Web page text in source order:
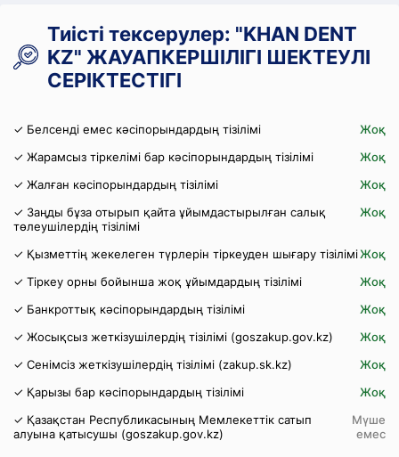
Тиісті тексерулер: "KHAN DENT
KZ" ЖАУАПКЕРШІЛІГІ ШЕКТЕУЛІ
СЕРІКТЕСТІГІ
✓ Белсенді емес кәсіпорындардың тізілімі
Жоқ
✓ Жарамсыз тіркелімі бар кәсіпорындардың тізілімі
Жоқ
✓ Жалған кәсіпорындардың тізілімі
Жоқ
✓ Заңды бұза отырып қайта ұйымдастырылған салық
төлеушілердің тізілімі
Жоқ
✓ Қызметтің жекелеген түрлерін тіркеуден шығару тізіліміЖоқ
✓ Тіркеу орны бойынша жоқ ұйымдардың тізілімі
Жоқ
✓ Банкроттық кәсіпорындардың тізілімі
Жоқ
✓ Жосықсыз жеткізушілердің тізілімі (goszakup.gov.kz)
Жоқ
✓ Сенімсіз жеткізушілердің тізілімі (zakup.sk.kz)
Жоқ
✓ Қарызы бар кәсіпорындардың тізілімі
Жоқ
✓ Қазақстан Республикасының Мемлекеттік сатып
алуына қатысушы (goszakup.gov.kz)
Мүше
емес